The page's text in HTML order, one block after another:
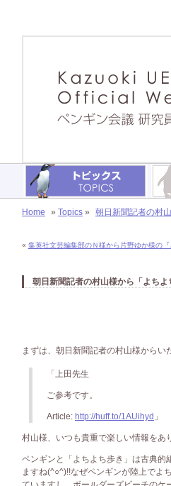
Home » Topics » 朝日新聞記者の村
« 集英社文芸編集部のＮ様から片野ゆか様の
朝日新聞記者の村山様から「よち
まずは、朝日新聞記者の村山様からい
「上田先生
ご参考です。
Article: http://huff.to/1AUihyd 」
村山様、いつも貴重で楽しい情報をあ
ペンギンと「よちよち歩き」は古典的
ますね(^○^)!!なぜペンギンが陸上でよ